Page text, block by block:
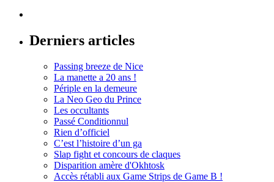
Derniers articles
Passing breeze de Nice
La manette a 20 ans !
Périple en la demeure
La Neo Geo du Prince
Les occultants
Passé Conditionnul
Rien d’officiel
C’est l’histoire d’un ga
Slap fight et concours de claques
Disparition amère d'Okhtosk
Accès rétabli aux Game Strips de Game B !